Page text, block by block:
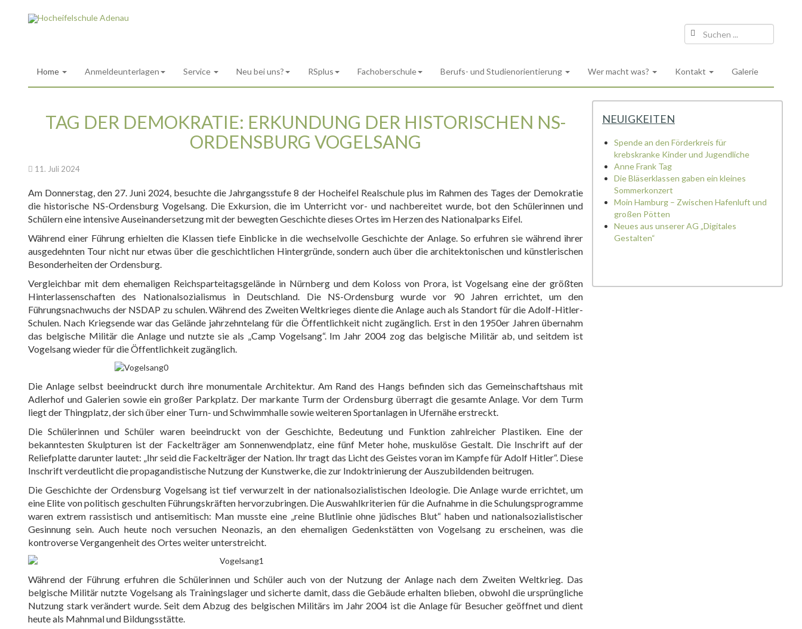
Home Anmeldeunterlagen Service Neu bei uns? RSplus Fachoberschule Berufs- und Studienorientierung Wer macht was? Kontakt Galerie
TAG DER DEMOKRATIE: ERKUNDUNG DER HISTORISCHEN NS-
ORDENSBURG VOGELSANG
11. Juli 2024
Am Donnerstag, den 27. Juni 2024, besuchte die Jahrgangsstufe 8 der Hocheifel Realschule plus im Rahmen des Tages der Demokratie
die historische NS-Ordensburg Vogelsang. Die Exkursion, die im Unterricht vor- und nachbereitet wurde, bot den Schülerinnen und
Schülern eine intensive Auseinandersetzung mit der bewegten Geschichte dieses Ortes im Herzen des Nationalparks Eifel.
Während einer Führung erhielten die Klassen tiefe Einblicke in die wechselvolle Geschichte der Anlage. So erfuhren sie während ihrer
ausgedehnten Tour nicht nur etwas über die geschichtlichen Hintergründe, sondern auch über die architektonischen und künstlerischen
Besonderheiten der Ordensburg.
Vergleichbar mit dem ehemaligen Reichsparteitagsgelände in Nürnberg und dem Koloss von Prora, ist Vogelsang eine der größten
Hinterlassenschaften des Nationalsozialismus in Deutschland. Die NS-Ordensburg wurde vor 90 Jahren errichtet, um den
Führungsnachwuchs der NSDAP zu schulen. Während des Zweiten Weltkrieges diente die Anlage auch als Standort für die Adolf-Hitler-
Schulen. Nach Kriegsende war das Gelände jahrzehntelang für die Öffentlichkeit nicht zugänglich. Erst in den 1950er Jahren übernahm
das belgische Militär die Anlage und nutzte sie als „Camp Vogelsang“. Im Jahr 2004 zog das belgische Militär ab, und seitdem ist
Vogelsang wieder für die Öffentlichkeit zugänglich.
Die Anlage selbst beeindruckt durch ihre monumentale Architektur. Am Rand des Hangs befinden sich das Gemeinschaftshaus mit
Adlerhof und Galerien sowie ein großer Parkplatz. Der markante Turm der Ordensburg überragt die gesamte Anlage. Vor dem Turm
liegt der Thingplatz, der sich über einer Turn- und Schwimmhalle sowie weiteren Sportanlagen in Ufernähe erstreckt.
Die Schülerinnen und Schüler waren beeindruckt von der Geschichte, Bedeutung und Funktion zahlreicher Plastiken. Eine der
bekanntesten Skulpturen ist der Fackelträger am Sonnenwendplatz, eine fünf Meter hohe, muskulöse Gestalt. Die Inschrift auf der
Reliefplatte darunter lautet: „Ihr seid die Fackelträger der Nation. Ihr tragt das Licht des Geistes voran im Kampfe für Adolf Hitler“. Diese
Inschrift verdeutlicht die propagandistische Nutzung der Kunstwerke, die zur Indoktrinierung der Auszubildenden beitrugen.
Die Geschichte der Ordensburg Vogelsang ist tief verwurzelt in der nationalsozialistischen Ideologie. Die Anlage wurde errichtet, um
eine Elite von politisch geschulten Führungskräften hervorzubringen. Die Auswahlkriterien für die Aufnahme in die Schulungsprogramme
waren extrem rassistisch und antisemitisch: Man musste eine „reine Blutlinie ohne jüdisches Blut“ haben und nationalsozialistischer
Gesinnung sein. Auch heute noch versuchen Neonazis, an den ehemaligen Gedenkstätten von Vogelsang zu erscheinen, was die
kontroverse Vergangenheit des Ortes weiter unterstreicht.
Während der Führung erfuhren die Schülerinnen und Schüler auch von der Nutzung der Anlage nach dem Zweiten Weltkrieg. Das
belgische Militär nutzte Vogelsang als Trainingslager und sicherte damit, dass die Gebäude erhalten blieben, obwohl die ursprüngliche
Nutzung stark verändert wurde. Seit dem Abzug des belgischen Militärs im Jahr 2004 ist die Anlage für Besucher geöffnet und dient
heute als Mahnmal und Bildungsstätte.
NEUIGKEITEN
Spende an den Förderkreis für
krebskranke Kinder und Jugendliche
Anne Frank Tag
Die Bläserklassen gaben ein kleines
Sommerkonzert
Moin Hamburg – Zwischen Hafenluft und
großen Pötten
Neues aus unserer AG „Digitales
Gestalten“